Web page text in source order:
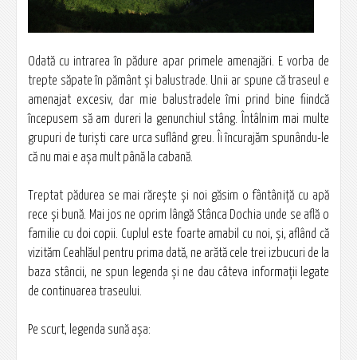
Odată cu intrarea în pădure apar primele amenajări. E vorba de
trepte săpate în pământ şi balustrade. Unii ar spune că traseul e
amenajat excesiv, dar mie balustradele îmi prind bine fiindcă
începusem să am dureri la genunchiul stâng. Întâlnim mai multe
grupuri de turişti care urca suflând greu. Îi încurajăm spunându-le
că nu mai e aşa mult până la cabană.
Treptat pădurea se mai răreşte şi noi găsim o fântâniţă cu apă
rece şi bună. Mai jos ne oprim lângă Stânca Dochia unde se află o
familie cu doi copii. Cuplul este foarte amabil cu noi, şi, aflând că
vizităm Ceahlăul pentru prima dată, ne arătă cele trei izbucuri de la
baza stâncii, ne spun legenda şi ne dau câteva informaţii legate
de continuarea traseului.
Pe scurt, legenda sună aşa: